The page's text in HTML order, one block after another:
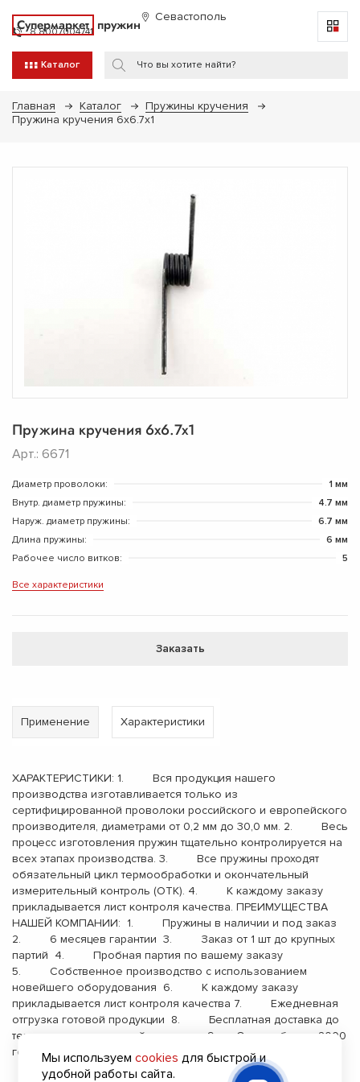
Супермаркет пружин Севастополь
8 8007004741
Каталог
Главная Каталог
Пружины кручения
Пружина кручения 6х6.7х1
Пружина кручения 6х6.7х1
Арт.: 6671
Диаметр проволоки:
1 мм
Внутр. диаметр пружины:
4.7 мм
Наруж. диаметр пружины:
6.7 мм
Длина пружины:
6 мм
Рабочее число витков:
5
Все характеристики
Заказать
Применение Характеристики
ХАРАКТЕРИСТИКИ: 1. Вся продукция нашего
производства изготавливается только из
сертифицированной проволоки российского и европейского
производителя, диаметрами от 0,2 мм до 30,0 мм. 2. Весь
процесс изготовления пружин тщательно контролируется на
всех этапах производства. 3. Все пружины проходят
обязательный цикл термообработки и окончательный
измерительный контроль (ОТК). 4. К каждому заказу
прикладывается лист контроля качества. ПРЕИМУЩЕСТВА
НАШЕЙ КОМПАНИИ: 1. Пружины в наличии и под заказ
2. 6 месяцев гарантии 3. Заказ от 1 шт до крупных
партий 4. Пробная партия по вашему заказу
5. Собственное производство с использованием
новейшего оборудования 6. К каждому заказу
прикладывается лист контроля качества 7. Ежедневная
отгрузка готовой продукции 8. Бесплатная доставка до
терминала транспортной компании 9. Опыт работы с 2000
года
Мы используемcookies для быстрой и
удобной работы сайта.